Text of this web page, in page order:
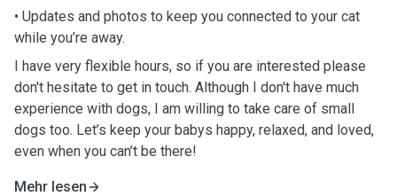
• Updates and photos to keep you connected to your cat
while you’re away.
I have very flexible hours, so if you are interested please
don't hesitate to get in touch. Although I don't have much
experience with dogs, I am willing to take care of small
dogs too. Let’s keep your babys happy, relaxed, and loved,
even when you can’t be there!
Mehr lesen